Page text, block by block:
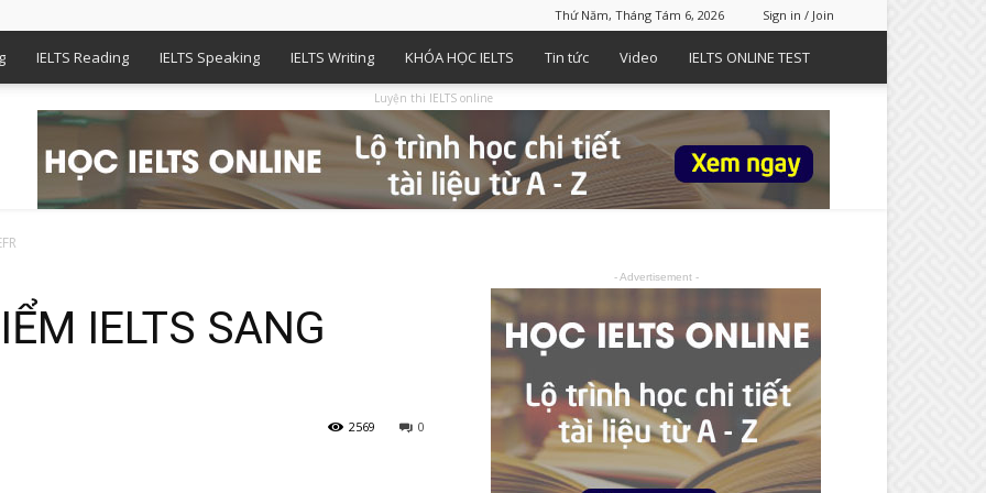
Thứ Năm, Tháng Tám 6, 2026 Sign in / Join
IELTS Reading IELTS Speaking IELTS Writing KHÓA HỌC IELTS Tin tức Video IELTS ONLINE TEST
Luyện thi IELTS online
IELTS SANG
0
2569
- Advertisement -